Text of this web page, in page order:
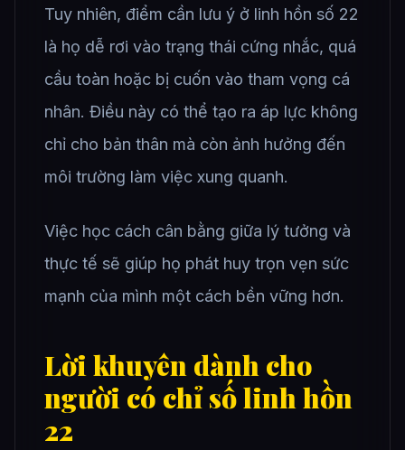
Tuy nhiên, điểm cần lưu ý ở linh hồn số 22
là họ dễ rơi vào trạng thái cứng nhắc, quá
cầu toàn hoặc bị cuốn vào tham vọng cá
nhân. Điều này có thể tạo ra áp lực không
chỉ cho bản thân mà còn ảnh hưởng đến
môi trường làm việc xung quanh.
Việc học cách cân bằng giữa lý tưởng và
thực tế sẽ giúp họ phát huy trọn vẹn sức
mạnh của mình một cách bền vững hơn.
Lời khuyên dành cho
người có chỉ số linh hồn
22